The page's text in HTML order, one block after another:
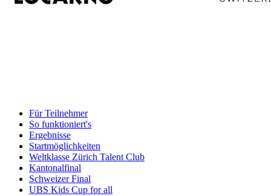
Für Teilnehmer
So funktioniert's
Ergebnisse
Startmöglichkeiten
Weltklasse Zürich Talent Club
Kantonalfinal
Schweizer Final
UBS Kids Cup for all